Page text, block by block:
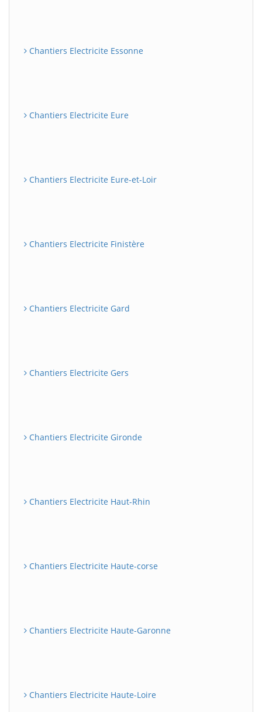
Chantiers Electricite Essonne
Chantiers Electricite Eure
Chantiers Electricite Eure-et-Loir
Chantiers Electricite Finistère
Chantiers Electricite Gard
Chantiers Electricite Gers
Chantiers Electricite Gironde
Chantiers Electricite Haut-Rhin
Chantiers Electricite Haute-corse
Chantiers Electricite Haute-Garonne
Chantiers Electricite Haute-Loire